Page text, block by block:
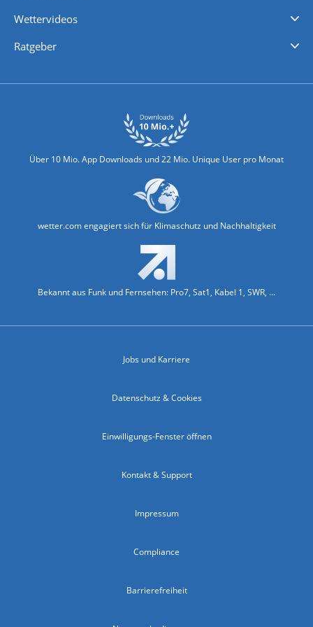
Wettervideos
Ratgeber
Über 10 Mio. App Downloads und 22 Mio. Unique User pro Monat
wetter.com engagiert sich für Klimaschutz und Nachhaltigkeit
Bekannt aus Funk und Fernsehen: Pro7, Sat1, Kabel 1, SWR, ...
Jobs und Karriere
Datenschutz & Cookies
Einwilligungs-Fenster öffnen
Kontakt & Support
Impressum
Compliance
Barrierefreiheit